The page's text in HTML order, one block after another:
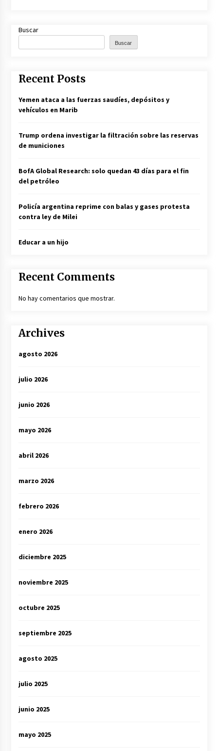
Buscar
Buscar
Recent Posts
Yemen ataca a las fuerzas saudíes, depósitos y
vehículos en Marib
Trump ordena investigar la filtración sobre las reservas
de municiones
BofA Global Research: solo quedan 43 días para el fin
del petróleo
Policía argentina reprime con balas y gases protesta
contra ley de Milei
Educar a un hijo
Recent Comments
No hay comentarios que mostrar.
Archives
agosto 2026
julio 2026
junio 2026
mayo 2026
abril 2026
marzo 2026
febrero 2026
enero 2026
diciembre 2025
noviembre 2025
octubre 2025
septiembre 2025
agosto 2025
julio 2025
junio 2025
mayo 2025